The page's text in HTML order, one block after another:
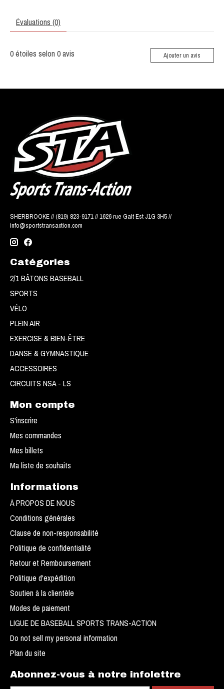
Évaluations (0)
0étoiles selon 0avis Ajouter un avis
SHERBROOKE // (819) 823-9171 // 1626 rue Galt Est J1G 3H5 //
info@sportstransaction.com
Catégories
2/1 BÂTONS BASEBALL
SPORTS
VÉLO
PLEIN AIR
EXERCISE & BIEN-ÊTRE
DANSE & GYMNASTIQUE
ACCESSOIRES
CIRCUITS NSA - LS
Mon compte
S'inscrire
Mes commandes
Mes billets
Ma liste de souhaits
Informations
À PROPOS DE NOUS
Conditions générales
Clause de non-responsabilité
Politique de confidentialité
Retour et Remboursement
Politique d'expédition
Soutien à la clientèle
Modes de paiement
LIGUE DE BASEBALL SPORTS TRANS-ACTION
Do not sell my personal information
Plan du site
Abonnez-vous à notre infolettre